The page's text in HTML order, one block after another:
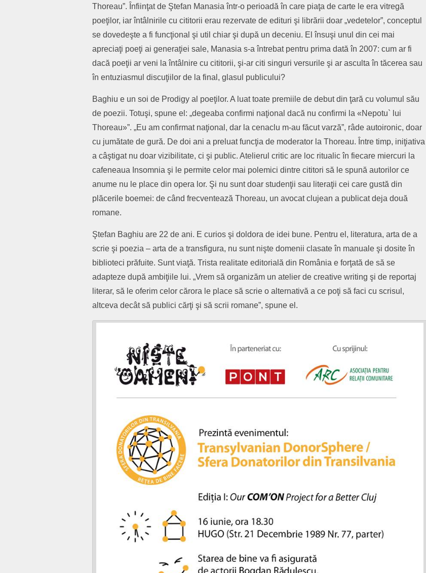
Thoreau”. Înfiinţat de Ştefan Manasia într-o perioadă în care piaţa de carte le era vitregă
poeţilor, iar întâlnirile cu cititorii erau rezervate de edituri şi librării doar „vedetelor”, conceptul
se dovedeşte a fi funcţional şi util chiar şi după un deceniu. El însuşi unul din cei mai
apreciaţi poeţi ai generaţiei sale, Manasia s-a întrebat pentru prima dată în 2007: cum ar fi
dacă poeţii ar veni la întâlnire cu cititorii, şi-ar citi singuri versurile şi ar asculta în tăcerea sau
în entuziasmul discuţiilor de la final, glasul publicului?
Baghiu e un soi de Prodigy al poeţilor. A luat toate premiile de debut din ţară cu volumul său
de poezii. Totuşi, spune el: „degeaba confirmi naţional dacă nu confirmi la «Nepotu` lui
Thoreau»”. „Eu am confirmat naţional, dar la cenaclu m-au făcut varză”, râde autoironic, doar
cu jumătate de gură. De doi ani a preluat funcţia de moderator la Thoreau. Între timp, iniţiativa
a câştigat nu doar vizibilitate, ci şi public. Atelierul critic are loc ritualic în fiecare miercuri la
cafeneaua Insomnia şi le permite celor mai polemici dintre cititori să le spună autorilor ce
anume nu le place din opera lor. Şi nu sunt doar studenţii sau literaţii cei care gustă din
plăcerile boemei: de când frecventează Thoreau, un avocat clujean a publicat deja două
romane.
Ştefan Baghiu are 22 de ani. E curios şi doldora de idei bune. Pentru el, literatura, arta de a
scrie şi poezia – arta de a transfigura, nu sunt nişte domenii clasate în manuale şi dosite în
biblioteci prăfuite. Sunt viaţă. Trista realitate editorială din România e forţată de să se
adapteze după ambiţiile lui. „Vrem să organizăm un atelier de creative writing şi de reportaj
literar, să le oferim celor cărora le place să scrie o alternativă a ce poţi să faci cu scrisul,
altceva decât să publici cărţi şi să scrii romane”, spune el.